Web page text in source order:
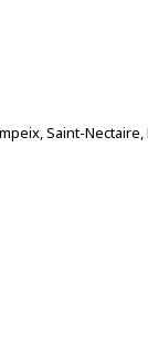
Saint-